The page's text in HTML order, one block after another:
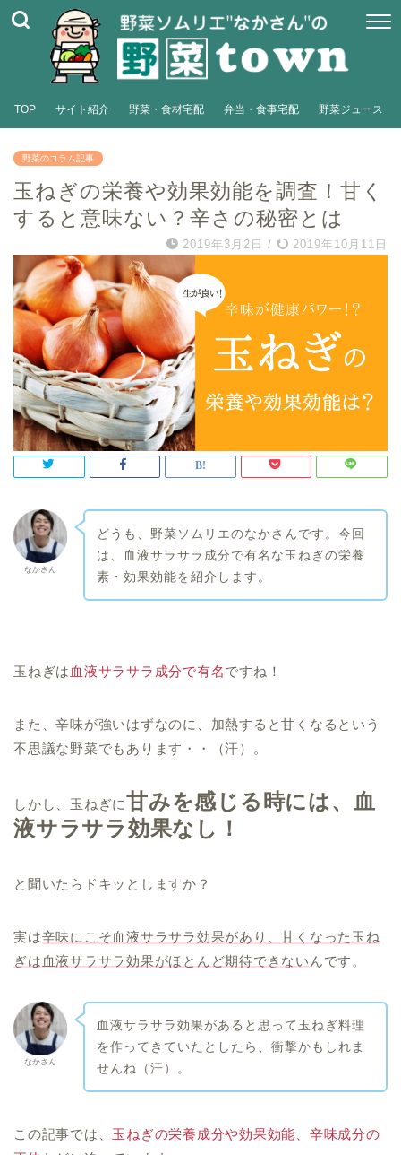
TOP サイト紹介 野菜・食材宅配 弁当・食事宅配 野菜ジュース
野菜のコラム記事
玉ねぎの栄養や効果効能を調査！甘く
すると意味ない？辛さの秘密とは
2019年3月2日 / 2019年10月11日
なかさん
どうも、野菜ソムリエのなかさんです。今回
は、血液サラサラ成分で有名な玉ねぎの栄養
素・効果効能を紹介します。
玉ねぎは 血液サラサラ成分で有名ですね！
また、辛味が強いはずなのに、加熱すると甘くなるという
不思議な野菜でもあります・・（汗）。
しかし、玉ねぎに甘みを感じる時には、血
液サラサラ効果なし！
と聞いたらドキッとしますか？
実は辛味にこそ血液サラサラ効果があり、甘くなった玉ね
ぎは血液サラサラ効果がほとんど期待できない んです。
なかさん
血液サラサラ効果があると思って玉ねぎ料理
を作ってきていたとしたら、衝撃かもしれま
せんね（汗）。
この記事では、 玉ねぎの栄養成分や効果効能、辛味成分の